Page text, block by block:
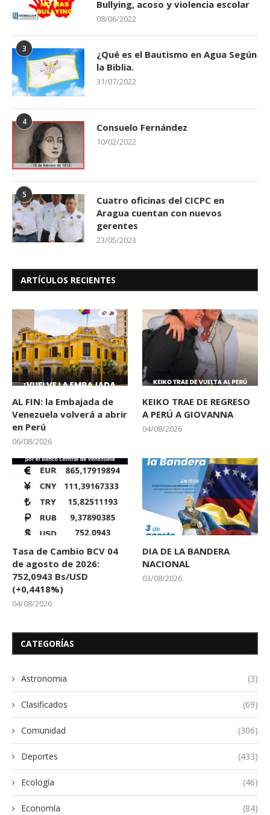
Bullying, acoso y violencia escolar
08/06/2022
3
¿Qué es el Bautismo en Agua Según
la Biblia.
31/07/2022
4 Consuelo Fernández
10/02/2022
5
Cuatro oficinas del CICPC en
Aragua cuentan con nuevos
gerentes
23/05/2023
ARTÍCULOS RECIENTES
AL FIN: la Embajada de
Venezuela volverá a abrir
en Perú
06/08/2026
KEIKO TRAE DE REGRESO
A PERÚ A GIOVANNA
04/08/2026
Tasa de Cambio BCV 04
de agosto de 2026:
752,0943 Bs/USD
(+0,4418%)
04/08/2026
DIA DE LA BANDERA
NACIONAL
03/08/2026
CATEGORÍAS
Astronomia (3)
Clasificados (69)
Comunidad (306)
Deportes (433)
Ecología (46)
Economía (84)